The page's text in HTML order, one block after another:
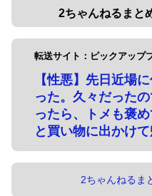
2ちゃんねるまと
転送サイト：ピックアップ
【性悪】先日近場
った。久々だった
ったら、トメも褒
と買い物に出かけ
2ちゃんねるま